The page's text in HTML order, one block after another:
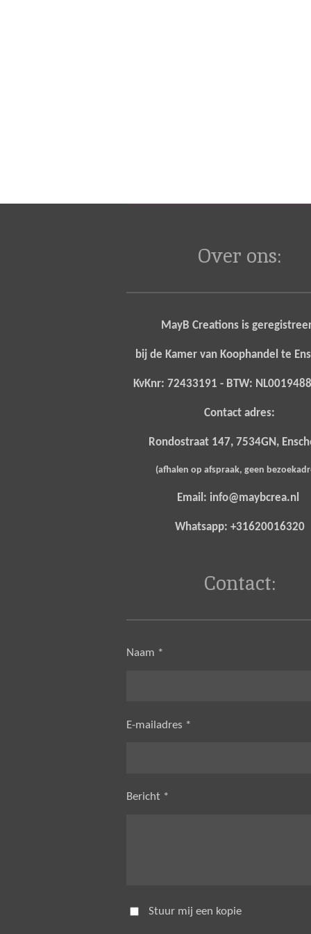
Over ons:
MayB Creations is
bij de Kamer van Koophandel te
KvKnr: 72433191 - BTW:
Contact adres:
Rondostraat 147, 7534GN,
(afhalen op afspraak, geen
Email: info@maybcrea.nl
Whatsapp: +31620016320
Contact:
Naam *
E-mailadres *
Bericht *
Stuur mij een kopie